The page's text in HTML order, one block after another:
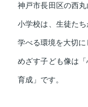
神戸市長田区の西
小学校は、生徒た
学べる環境を大切に
めざす子ども像は
育成」です。